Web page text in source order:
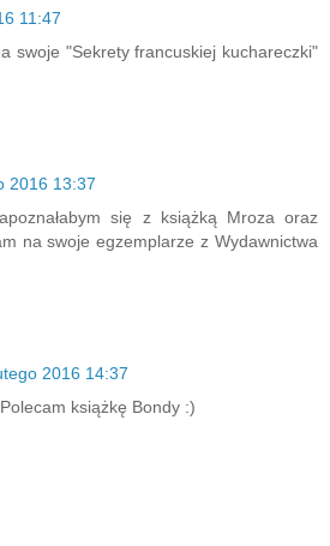
11:47
swoje "Sekrety francuskiej kuchareczki"
2016 13:37
się z książką Mroza oraz
na swoje egzemplarze z Wydawnictwa
2016 14:37
książkę Bondy :)